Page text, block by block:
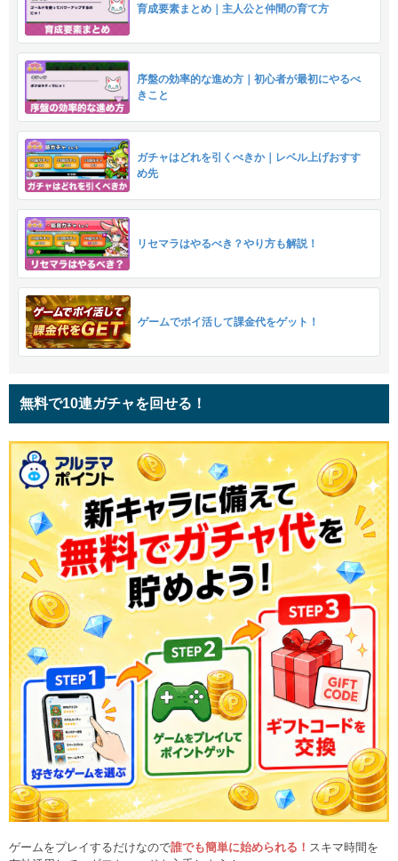
育成要素まとめ｜主人公と仲間の育て方
序盤の効率的な進め方｜初心者が最初にやるべ
きこと
ガチャはどれを引くべきか｜レベル上げおすす
め先
リセマラはやるべき？やり方も解説！
ゲームでポイ活して課金代をゲット！
無料で10連ガチャを回せる！
ゲームをプレイするだけなので誰でも簡単に始められる！ スキマ時間を